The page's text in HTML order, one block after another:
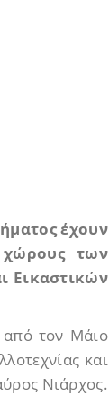
έχουν
χώρους των
Εικαστικών
από τον Μάιο
και
Νιάρχος.